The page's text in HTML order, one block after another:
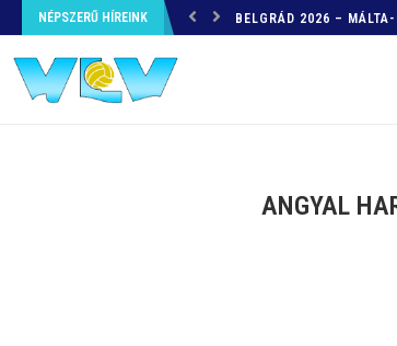
NÉPSZERŰ HÍREINK HELYZETKÉP AZ EB-RŐL
ANGYAL